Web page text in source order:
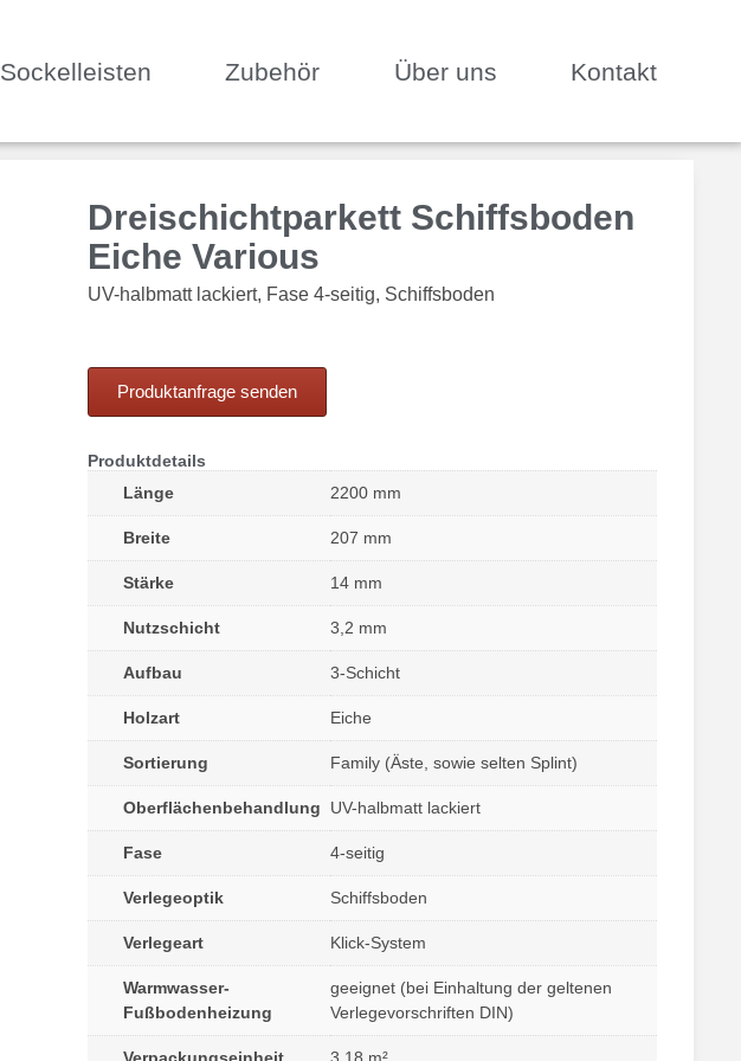
Sockelleisten Zubehör Über uns Kontakt
Dreischichtparkett Schiffsboden
Eiche Various
UV-halbmatt lackiert, Fase 4-seitig, Schiffsboden
Produktanfrage senden
Produktdetails
Länge
2200 mm
Breite 207 mm
Stärke 14 mm
Nutzschicht 3,2 mm
Aufbau 3-Schicht
Holzart Eiche
Sortierung Family (Äste, sowie selten Splint)
Oberflächenbehandlung UV-halbmatt lackiert
Fase 4-seitig
Verlegeoptik Schiffsboden
Verlegeart Klick-System
Warmwasser-
Fußbodenheizung
geeignet (bei Einhaltung der geltenen
Verlegevorschriften DIN)